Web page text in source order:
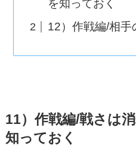
を知っておく
12）作戦編/相手
11）作戦編/戦さは
知っておく